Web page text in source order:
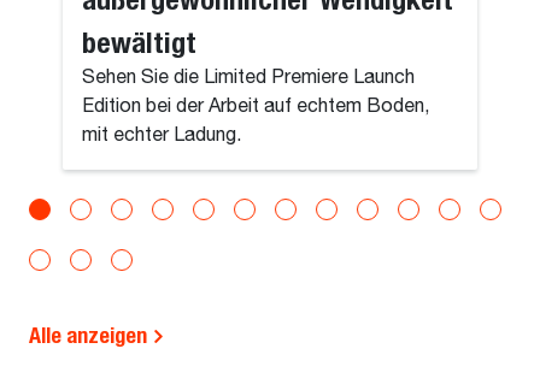
bewältigt
Sehen Sie die Limited Premiere Launch
Edition bei der Arbeit auf echtem Boden,
mit echter Ladung.
Alle anzeigen